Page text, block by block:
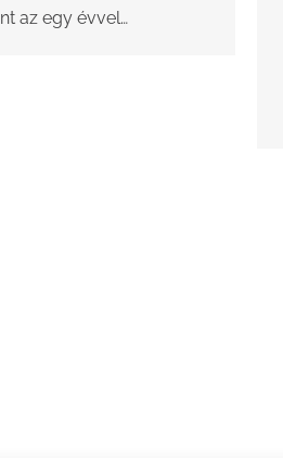
az egy évvel…